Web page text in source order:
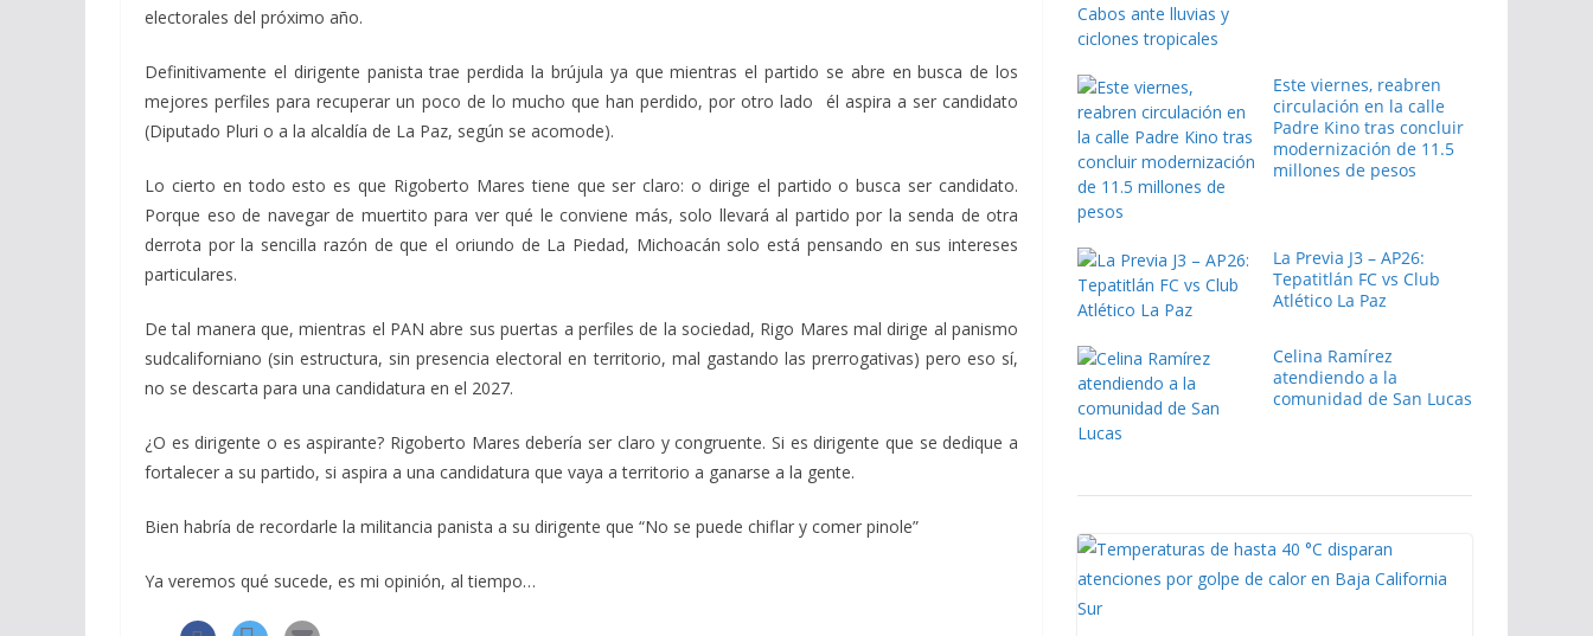
electorales del próximo año.
Definitivamente el dirigente panista trae perdida la brújula ya que mientras el partido se abre en busca de los
mejores perfiles para recuperar un poco de lo mucho que han perdido, por otro lado él aspira a ser candidato
(Diputado Pluri o a la alcaldía de La Paz, según se acomode).
Lo cierto en todo esto es que Rigoberto Mares tiene que ser claro: o dirige el partido o busca ser candidato.
Porque eso de navegar de muertito para ver qué le conviene más, solo llevará al partido por la senda de otra
derrota por la sencilla razón de que el oriundo de La Piedad, Michoacán solo está pensando en sus intereses
particulares.
De tal manera que, mientras el PAN abre sus puertas a perfiles de la sociedad, Rigo Mares mal dirige al panismo
sudcaliforniano (sin estructura, sin presencia electoral en territorio, mal gastando las prerrogativas) pero eso sí,
no se descarta para una candidatura en el 2027.
¿O es dirigente o es aspirante? Rigoberto Mares debería ser claro y congruente. Si es dirigente que se dedique a
fortalecer a su partido, si aspira a una candidatura que vaya a territorio a ganarse a la gente.
Bien habría de recordarle la militancia panista a su dirigente que “No se puede chiflar y comer pinole”
Ya veremos qué sucede, es mi opinión, al tiempo…
Este viernes, reabren
circulación en la calle
Padre Kino tras concluir
modernización de 11.5
millones de pesos
La Previa J3 – AP26:
Tepatitlán FC vs Club
Atlético La Paz
Celina Ramírez
atendiendo a la
comunidad de San Lucas